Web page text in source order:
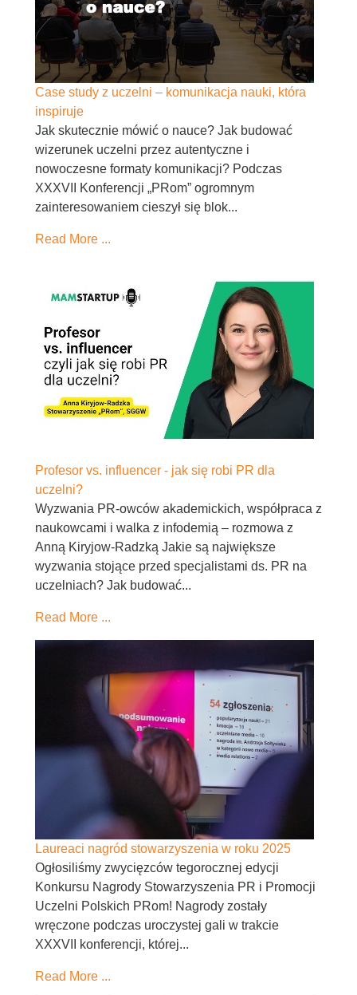
Case study z uczelni – komunikacja nauki, która
inspiruje
Jak skutecznie mówić o nauce? Jak budować
wizerunek uczelni przez autentyczne i
nowoczesne formaty komunikacji? Podczas
XXXVII Konferencji „PRom” ogromnym
zainteresowaniem cieszył się blok...
Read More ...
Profesor vs. influencer - jak się robi PR dla
uczelni?
Wyzwania PR-owców akademickich, współpraca z
naukowcami i walka z infodemią – rozmowa z
Anną Kiryjow-Radzką Jakie są największe
wyzwania stojące przed specjalistami ds. PR na
uczelniach? Jak budować...
Read More ...
Laureaci nagród stowarzyszenia w roku 2025
Ogłosiliśmy zwycięzców tegorocznej edycji
Konkursu Nagrody Stowarzyszenia PR i Promocji
Uczelni Polskich PRom! Nagrody zostały
wręczone podczas uroczystej gali w trakcie
XXXVII konferencji, której...
Read More ...